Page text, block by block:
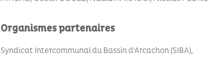
Organismes partenaires
Syndicat Intercommunal du Bassin d'Arcachon (SIBA)